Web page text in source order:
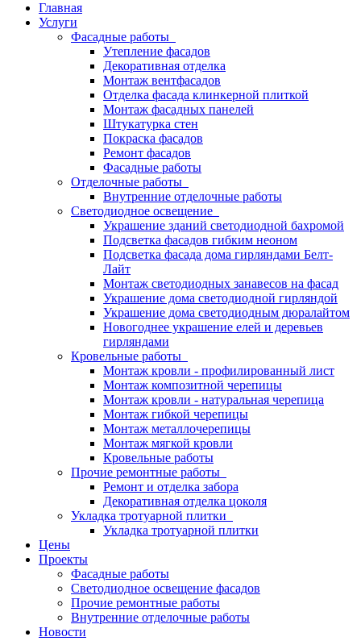
Главная
Услуги
Фасадные работы
Утепление фасадов
Декоративная отделка
Монтаж вентфасадов
Отделка фасада клинкерной плиткой
Монтаж фасадных панелей
Штукатурка стен
Покраска фасадов
Ремонт фасадов
Фасадные работы
Отделочные работы
Внутренние отделочные работы
Светодиодное освещение
Украшение зданий светодиодной бахромой
Подсветка фасадов гибким неоном
Подсветка фасада дома гирляндами Белт-
Лайт
Монтаж светодиодных занавесов на фасад
Украшение дома светодиодной гирляндой
Украшение дома светодиодным дюралайтом
Новогоднее украшение елей и деревьев
гирляндами
Кровельные работы
Монтаж кровли - профилированный лист
Монтаж композитной черепицы
Монтаж кровли - натуральная черепица
Монтаж гибкой черепицы
Монтаж металлочерепицы
Монтаж мягкой кровли
Кровельные работы
Прочие ремонтные работы
Ремонт и отделка забора
Декоративная отделка цоколя
Укладка тротуарной плитки
Укладка тротуарной плитки
Цены
Проекты
Фасадные работы
Светодиодное освещение фасадов
Прочие ремонтные работы
Внутренние отделочные работы
Новости